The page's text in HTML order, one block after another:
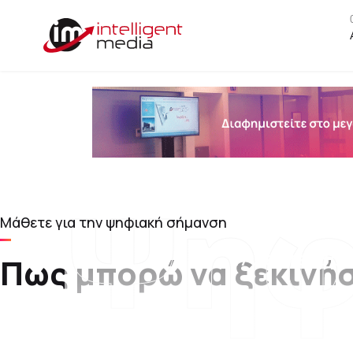
17
Μάθετε για την ψηφιακή σήμανση
Πως μπορώ να